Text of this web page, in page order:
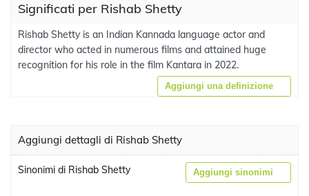
Significati per Rishab Shetty
Rishab Shetty is an Indian Kannada language actor and
director who acted in numerous films and attained huge
recognition for his role in the film Kantara in 2022.
Aggiungi una definizione
Aggiungi dettagli di Rishab Shetty
Sinonimi di Rishab Shetty Aggiungi sinonimi